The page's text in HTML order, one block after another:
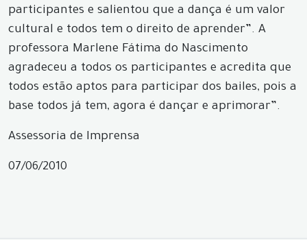
participantes e salientou que a dança é um valor
cultural e todos tem o direito de aprender”. A
professora Marlene Fátima do Nascimento
agradeceu a todos os participantes e acredita que
todos estão aptos para participar dos bailes, pois a
base todos já tem, agora é dançar e aprimorar”.
Assessoria de Imprensa
07/06/2010